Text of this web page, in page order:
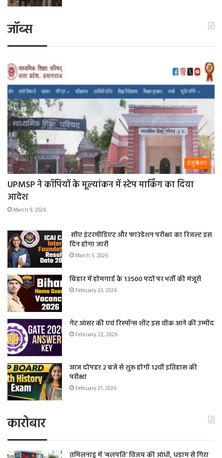
जॉब्स
एजुकेशन
UPMSP ने कॉपियों के मूल्यांकन में स्टेप मार्किंग का दिया
आदेश
March 9, 2026
सीए इंटरमीडिएट और फाउंडेशन परीक्षा का रिजल्ट इस
दिन होगा जारी
March 3, 2026
बिहार में होमगार्ड के 13500 पदों पर भर्ती की मंजूरी
February 23, 2026
गेट आंसर की एवं रिस्पॉन्स शीट इस वीक आने की उम्मीद
February 22, 2026
आज दोपहर 2 बजे से शुरू होगी 12वीं इतिहास की
परीक्षा
February 21, 2026
कारोबार
तमिलनाडु में ‘थलपति’ विजय की आंधी, धड़ाम से गिरा